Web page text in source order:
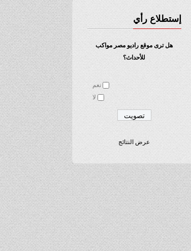
إستطلاع رأي
هل ترى موقع راديو مصر مواكب
للأحداث؟
نعم
لا
عرض النتائج